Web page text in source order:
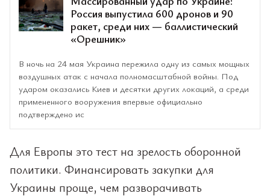
Россия выпустила 600 дронов и 90
ракет, среди них — баллистический
«Орешник»
В ночь на 24 мая Украина пережила одну из самых мощных
воздушных атак с начала полномасштабной войны. Под
ударом оказались Киев и десятки других локаций, а среди
примененного вооружения впервые официально
подтверждено ис
Для Европы это тест на зрелость оборонной
политики. Финансировать закупки для
Украины проще, чем разворачивать